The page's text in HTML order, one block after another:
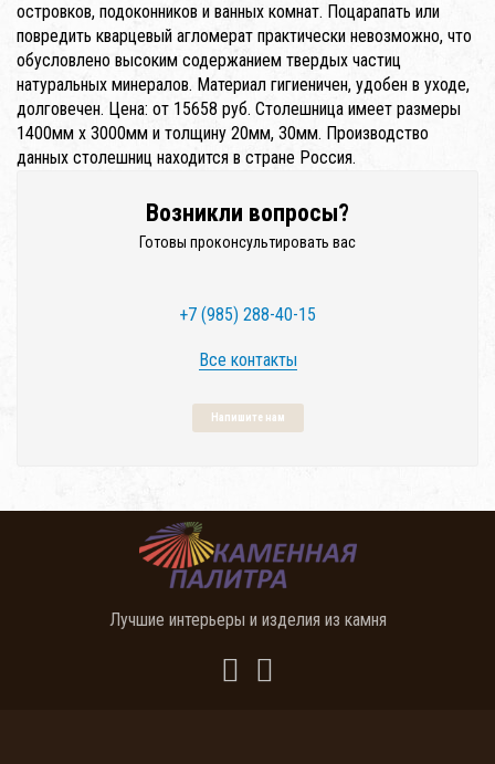
островков, подоконников и ванных комнат. Поцарапать или
повредить кварцевый агломерат практически невозможно, что
обусловлено высоким содержанием твердых частиц
натуральных минералов. Материал гигиеничен, удобен в уходе,
долговечен. Цена: от 15658 руб. Столешница имеет размеры
1400мм x 3000мм и толщину 20мм, 30мм. Производство
данных столешниц находится в стране Россия.
Возникли вопросы?
Готовы проконсультировать вас
+7 (985) 288-40-15
Все контакты
Напишите нам
Лучшие интерьеры и изделия из камня